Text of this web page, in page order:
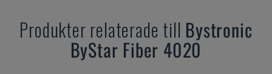
Produkter relaterade till Bystronic
ByStar Fiber 4020